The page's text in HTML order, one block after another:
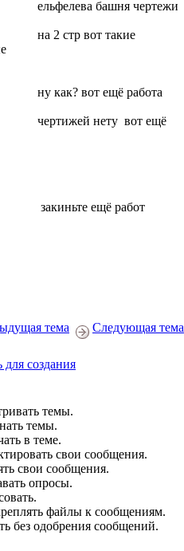
ельфелева башня чертежи
на 2 стр вот такие
ну как? вот ещё работа
чертижей нету вот ещё
закиньте ещё работ
тема Следующая тема
для создания
темы.
темы.
в теме.
свои сообщения.
свои сообщения.
опросы.
файлы к сообщениям.
без одобрения сообщений.